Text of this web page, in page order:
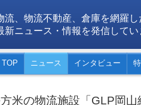
流、物流不動産、倉庫を網羅し
新ニュース・情報を発信してい
TOP ニュース インタビュー
米の物流施設「GLP岡